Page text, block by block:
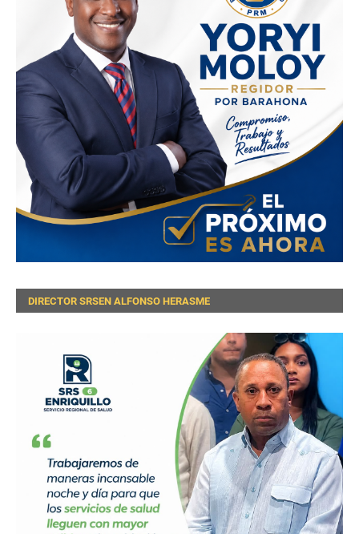
DIRECTOR SRSEN ALFONSO HERASME